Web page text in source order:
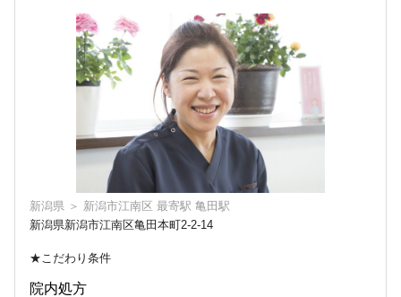
新潟県 ＞ 新潟市江南区 最寄駅 亀田駅
新潟県新潟市江南区亀田本町2-2-14
★こだわり条件
院内処方